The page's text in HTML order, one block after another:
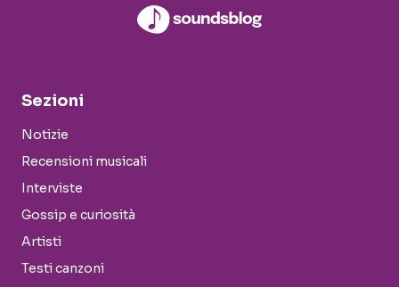
Sezioni
Notizie
Recensioni musicali
Interviste
Gossip e curiosità
Artisti
Testi canzoni